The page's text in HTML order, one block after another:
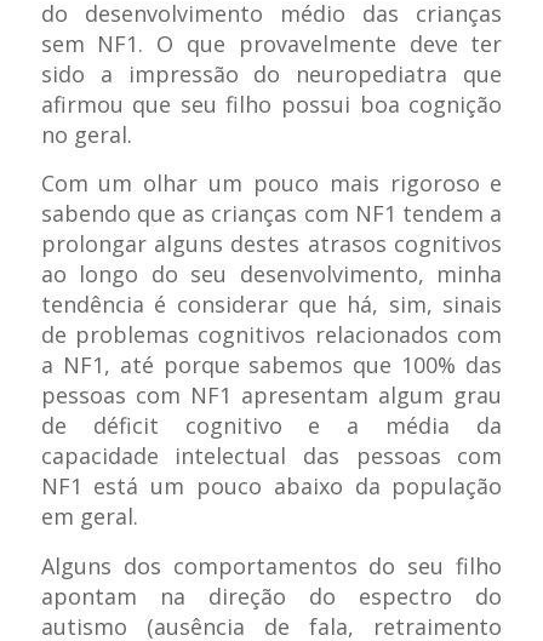
do desenvolvimento médio das crianças
sem NF1. O que provavelmente deve ter
sido a impressão do neuropediatra que
afirmou que seu filho possui boa cognição
no geral.
Com um olhar um pouco mais rigoroso e
sabendo que as crianças com NF1 tendem a
prolongar alguns destes atrasos cognitivos
ao longo do seu desenvolvimento, minha
tendência é considerar que há, sim, sinais
de problemas cognitivos relacionados com
a NF1, até porque sabemos que 100% das
pessoas com NF1 apresentam algum grau
de déficit cognitivo e a média da
capacidade intelectual das pessoas com
NF1 está um pouco abaixo da população
em geral.
Alguns dos comportamentos do seu filho
apontam na direção do espectro do
autismo (ausência de fala, retraimento